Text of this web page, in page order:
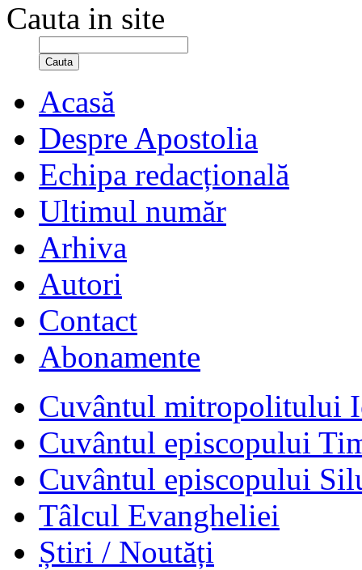
Cauta in site
Cauta
Acasă
Despre Apostolia
Echipa redacțională
Ultimul număr
Arhiva
Autori
Contact
Abonamente
Cuvântul mitropolitului
Cuvântul episcopului
Cuvântul episcopului
Tâlcul Evangheliei
Știri / Noutăți